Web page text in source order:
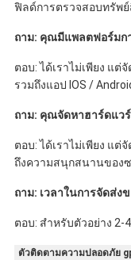
ฟิลด์การตรวจสอบทรัพ
ถาม: คุณมีแพลตฟอร์มก
ตอบ: ได้เราไม่เพียง แ
รวมถึงแอป IOS /
ถาม: คุณจัดหาฮาร์ดแว
ตอบ: ได้เราไม่เพียง แ
ถึงความสนุกสนานของ
ถาม: เวลาในการจัดส่ง
ตอบ: สำหรับตัวอย่าง
ตัวติดตามความปลอดภัย